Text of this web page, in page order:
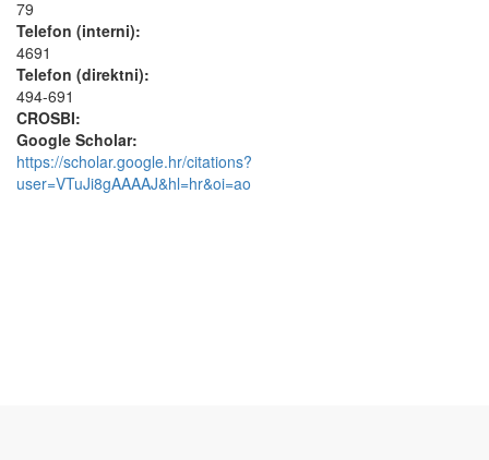
79
Telefon (interni):
4691
Telefon (direktni):
494-691
CROSBI:
Google Scholar:
https://scholar.google.hr/citations?
user=VTuJi8gAAAAJ&hl=hr&oi=ao